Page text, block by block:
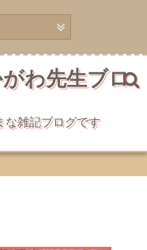
わ先生ブロ
な雑記ブログです